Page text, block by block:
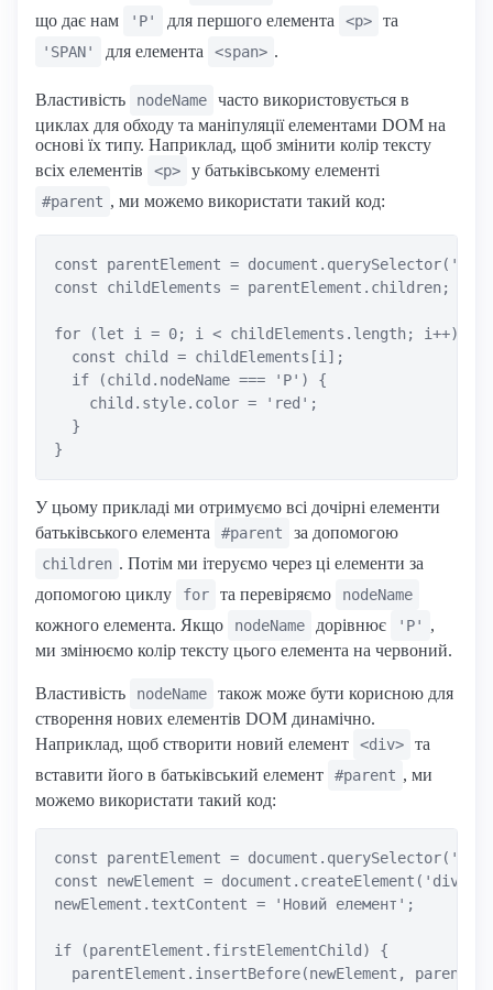
що дає нам
'P' для першого елемента <p> та
'SPAN' для елемента <span> .
Властивість nodeName
часто використовується в
циклах для обходу та маніпуляції елементами DOM на
основі їх типу. Наприклад, щоб змінити колір тексту
всіх елементів
<p> у батьківському елементі
#parent , ми можемо використати такий код:
const parentElement =
const childElements = parentElement.children;
for (let i = 0; i < childElements.length; i++) {
  const child = childElements[i];
  if (child.nodeName === 'P') {
    child.style.color = 'red';
  }
У цьому прикладі ми отримуємо всі дочірні елементи
батьківського елемента
#parent за допомогою
children . Потім ми ітеруємо через ці елементи за
допомогою циклу
for та перевіряємо nodeName
кожного елемента. Якщо nodeName дорівнює 'P'
,
ми змінюємо колір тексту цього елемента на червоний.
Властивість nodeName
також може бути корисною для
створення нових елементів DOM динамічно.
Наприклад, щоб створити новий елемент
<div>
та
вставити його в батьківський елемент
#parent , ми
можемо використати такий код:
const parentElement =
const newElement = document.createElement('div');
newElement.textContent = 'Новий елемент';
if (parentElement.firstElementChild) {
parentElement.insertBefore(newElement,